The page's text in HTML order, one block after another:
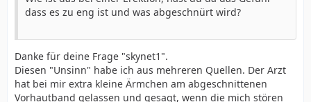
dass es zu eng ist und was abgeschnürt wird?
Danke für deine Frage "skynet1".
Diesen "Unsinn" habe ich aus mehreren Quellen. Der Arzt
hat bei mir extra kleine Ärmchen am abgeschnittenen
Vorhautband gelassen und gesagt, wenn die mich stören